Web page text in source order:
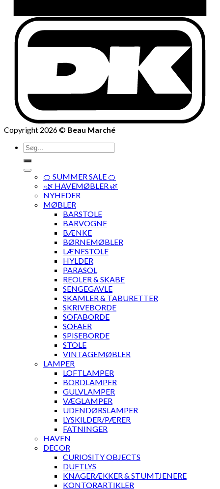
Copyright 2026 © Beau Marché
Søg
efter:
🍊 SUMMER SALE 🍊
·🌿 HAVEMØBLER 🌿
NYHEDER
MØBLER
BARSTOLE
BARVOGNE
BÆNKE
BØRNEMØBLER
LÆNESTOLE
HYLDER
PARASOL
REOLER & SKABE
SENGEGAVLE
SKAMLER & TABURETTER
SKRIVEBORDE
SOFABORDE
SOFAER
SPISEBORDE
STOLE
VINTAGEMØBLER
LAMPER
LOFTLAMPER
BORDLAMPER
GULVLAMPER
VÆGLAMPER
UDENDØRSLAMPER
LYSKILDER/PÆRER
FATNINGER
HAVEN
DECOR
CURIOSITY OBJECTS
DUFTLYS
KNAGERÆKKER & STUMTJENERE
KONTORARTIKLER